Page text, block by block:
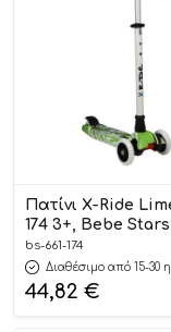
Πατίνι X-Ride
174 3+, Bebe Stars
bs-661-174
Διαθέσιμο από 15-30
44,82 €